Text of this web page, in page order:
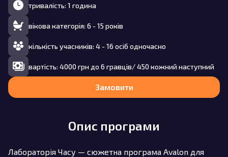
тривалість: 1 година
вікова категорія: 6 - 15 років
кількість учасників: 4 - 16 осіб одночасно
вартість: 4000 грн до 6 гравців/ 450 кожний наступний
Замовити
Опис програми
Лабораторія Часу — сюжетна програма Avalon для